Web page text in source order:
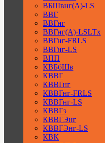
ВБШвнг(А)-LS
ВВГ
ВВГнг
ВВГнг(А)-LSLTx
ВВГнг-FRLS
ВВГнг-LS
ВПП
КВБбШв
КВВГ
КВВГнг
КВВГнг-FRLS
КВВГнг-LS
КВВГэ
КВВГЭнг
КВВГЭнг-LS
КВК